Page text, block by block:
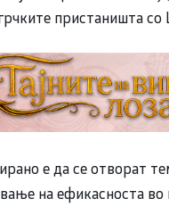
пристаништа со
е да се отворат
на ефикасноста